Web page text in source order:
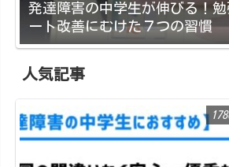
発達障害の中学生が伸びる！
ート改善にむけた７つの習慣
人気記事